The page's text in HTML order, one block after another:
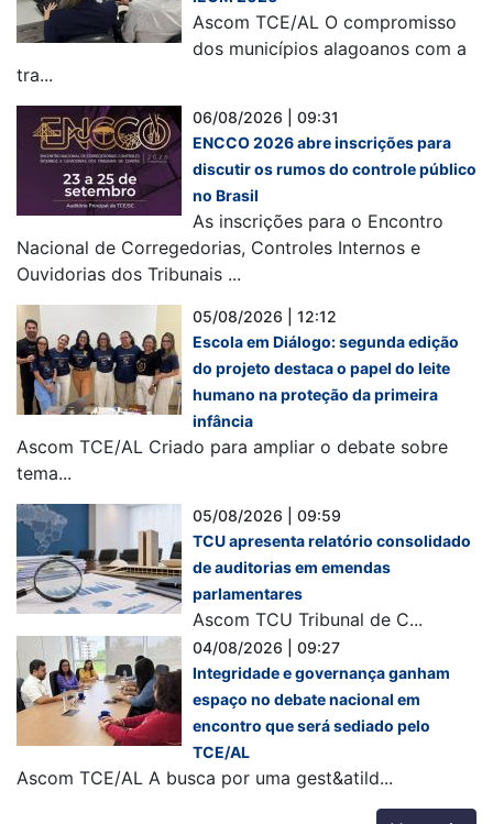
Ascom TCE/AL O compromisso
dos municípios alagoanos com a
tra...
06/08/2026 | 09:31
ENCCO 2026 abre inscrições para
discutir os rumos do controle público
no Brasil
As inscrições para o Encontro
Nacional de Corregedorias, Controles Internos e
Ouvidorias dos Tribunais ...
05/08/2026 | 12:12
Escola em Diálogo: segunda edição
do projeto destaca o papel do leite
humano na proteção da primeira
infância
Ascom TCE/AL Criado para ampliar o debate sobre
tema...
05/08/2026 | 09:59
TCU apresenta relatório consolidado
de auditorias em emendas
parlamentares
Ascom TCU Tribunal de C...
04/08/2026 | 09:27
Integridade e governança ganham
espaço no debate nacional em
encontro que será sediado pelo
TCE/AL
Ascom TCE/AL A busca por uma gest&atild...